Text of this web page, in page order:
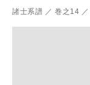
諸士系譜 ／ 巻之14 ／